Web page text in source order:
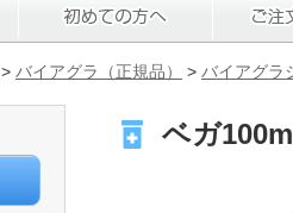
> バイアグラ（正規品） > バイアグラ
ベガ